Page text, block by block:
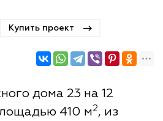
Купить проект
дома 23 на 12
410 м2, из